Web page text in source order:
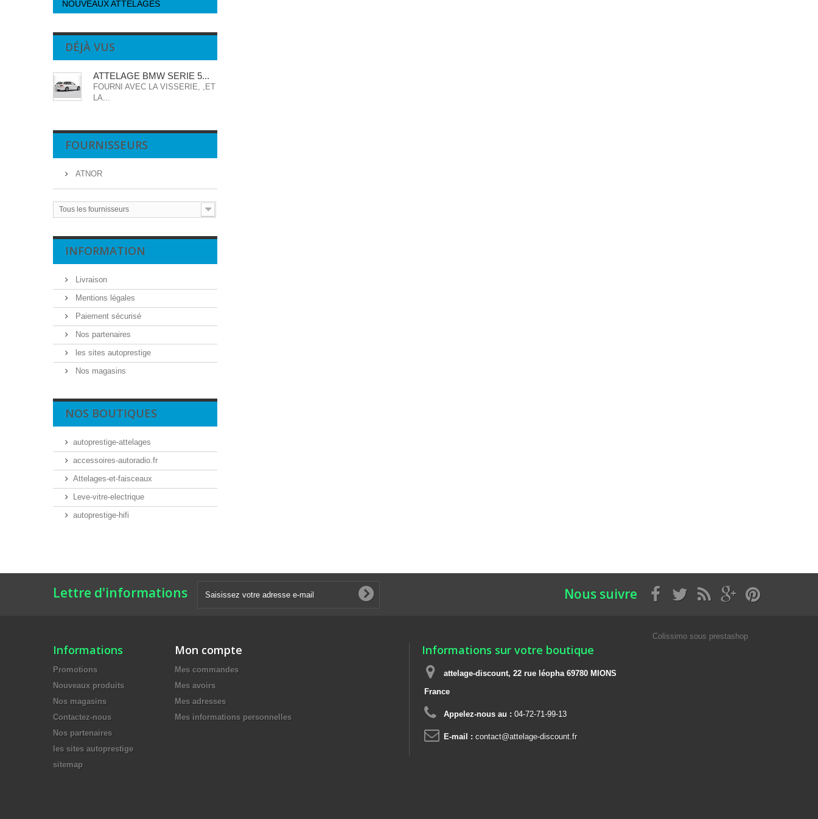
NOUVEAUX ATTELAGES
DÉJÀ VUS
ATTELAGE BMW SERIE 5...
FOURNI AVEC LA VISSERIE, ,ET
LA...
FOURNISSEURS
ATNOR
Tous les fournisseurs
INFORMATION
Livraison
Mentions légales
Paiement sécurisé
Nos partenaires
les sites autoprestige
Nos magasins
NOS BOUTIQUES
autoprestige-attelages
accessoires-autoradio.fr
Attelages-et-faisceaux
Leve-vitre-electrique
autoprestige-hifi
Lettre d'informations Nous suivre
Informations
Promotions
Nouveaux produits
Nos magasins
Contactez-nous
Nos partenaires
les sites autoprestige
sitemap
Mon compte
Mes commandes
Mes avoirs
Mes adresses
Mes informations personnelles
Informations sur votre boutique
attelage-discount, 22 rue léopha 69780 MIONS
France
Appelez-nous au : 04-72-71-99-13
E-mail : contact@attelage-discount.fr
Colissimo sous prestashop